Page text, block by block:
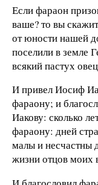
Если фараон
ваше? то вы
от юности нашей
поселили в земле
всякий пастух
И привел Иосиф
фараону; и
Иакову: сколько
фараону: дней
малы и несчастны
жизни отцов моих